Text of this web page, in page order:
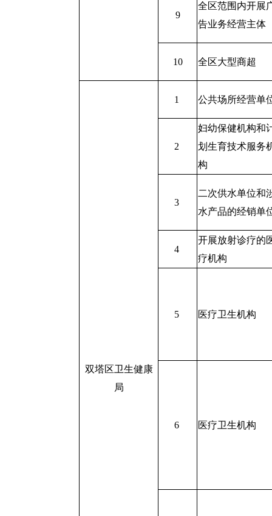
9
全区范围内开展
告业务经营主体
10 全区大型商超
双塔区卫生健康
局
1 公共场所经营单
2
妇幼保健机构和
划生育技术服务
构
3
二次供水单位和
水产品的经销单
4
开展放射诊疗的
疗机构
5 医疗卫生机构
6 医疗卫生机构